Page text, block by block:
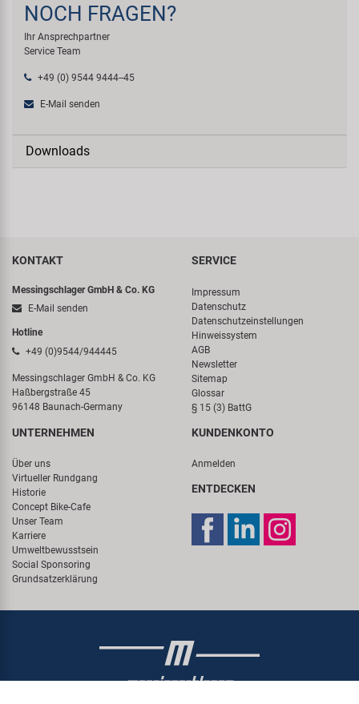
NOCH FRAGEN?
Ihr Ansprechpartner
Service Team
+49 (0) 9544 9444--45
E-Mail senden
Downloads
KONTAKT
Messingschlager GmbH & Co. KG
E-Mail senden
Hotline
+49 (0)9544/944445
Messingschlager GmbH & Co. KG
Haßbergstraße 45
96148 Baunach-Germany
SERVICE
Impressum
Datenschutz
Datenschutzeinstellungen
Hinweissystem
AGB
Newsletter
Sitemap
Glossar
§ 15 (3) BattG
UNTERNEHMEN
Über uns
Virtueller Rundgang
Historie
Concept Bike-Cafe
Unser Team
Karriere
Umweltbewusstsein
Social Sponsoring
Grundsatzerklärung
KUNDENKONTO
Anmelden
ENTDECKEN